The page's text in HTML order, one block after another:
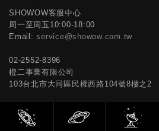
SHOWOW客服中心
周一至周五10:00-18:00
Email:service@showow.com.tw
02-2552-8396
橙二事業有限公司
103台北市大同區民權西路104號8樓之2